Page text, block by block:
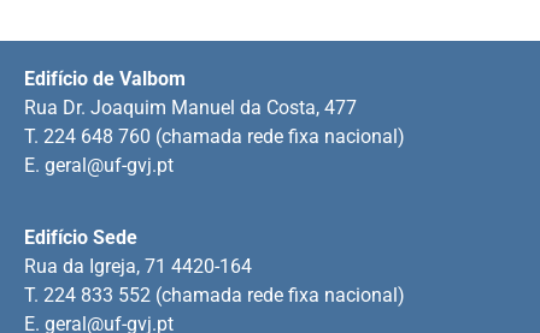
Edifício Sede
Rua da Igreja, 71 4420-164
T. 224 833 552 (chamada rede fixa nacional)
E. geral@uf-gvj.pt
Edifício de Valbom
Rua Dr. Joaquim Manuel da Costa, 477
T. 224 648 760 (chamada rede fixa nacional)
E. geral@uf-gvj.pt